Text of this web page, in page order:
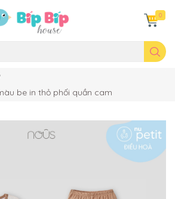
0
be in thỏ phối quần cam